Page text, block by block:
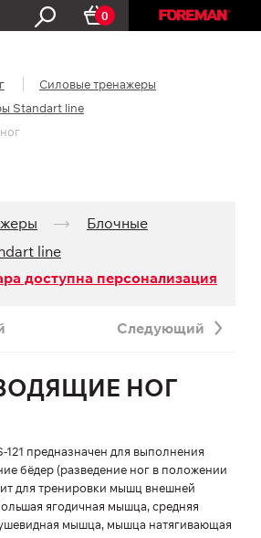
0
Силовые тренажеры
Standart line
Блочные
line
доступна персонализация
Следующий
НОГ
предназначен для выполнения
бёдер (разведение ног в положении
для тренировки мышц внешней
ягодичная мышца, средняя
мышца, мышца натягивающая